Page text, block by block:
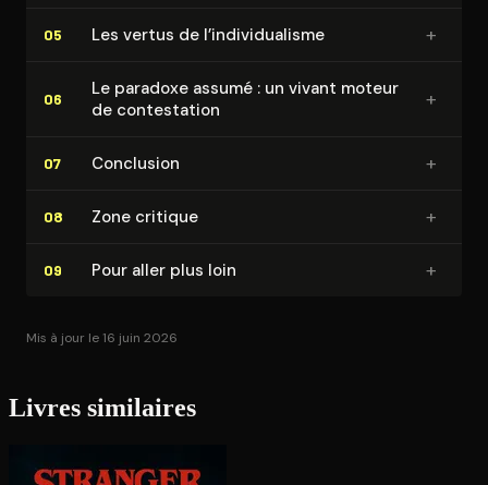
05 Les vertus de l’in­di­vi­dua­lisme +
06
Le paradoxe assumé : un vivant moteur
de contes­ta­tion
+
07 Conclusion +
08 Zone critique +
09 Pour aller plus loin +
Mis à jour le 16 juin 2026
Livres similaires